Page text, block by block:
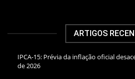
ARTIGOS
IPCA-15: Prévia da inflação oficial
de 2026